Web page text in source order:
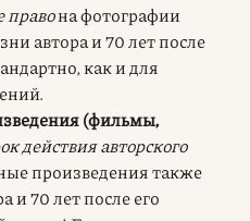
правона фотографии
автора и 70 лет после
как и для
(фильмы,
действия авторского
произведения также
и 70 лет после его